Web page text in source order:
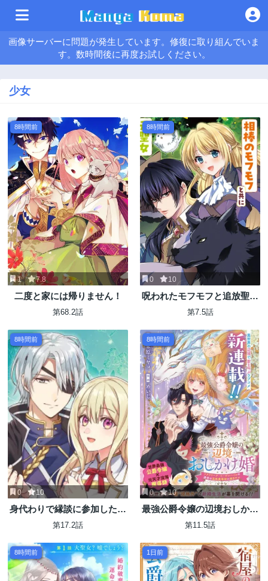
画像サーバーに問題が発生しています。修復に取り組んでいま
す。数時間後に再度お試しください。
少女
8時間前
1 7.8
二度と家には帰りません！
第68.2話
8時間前
0 10
呪われたモフモフと追放聖女
のもぐもぐ辺境暮らし
第7.5話
8時間前
0 10
身代わりで縁談に参加した愚
妹の私、隣国の王子様に見初
第17.2話
8時間前
0 10
最強公爵令嬢の辺境おしかけ
婚 フラウリーナ・ローゼンハ
ぎたい
第11.5話
8時間前 1日前